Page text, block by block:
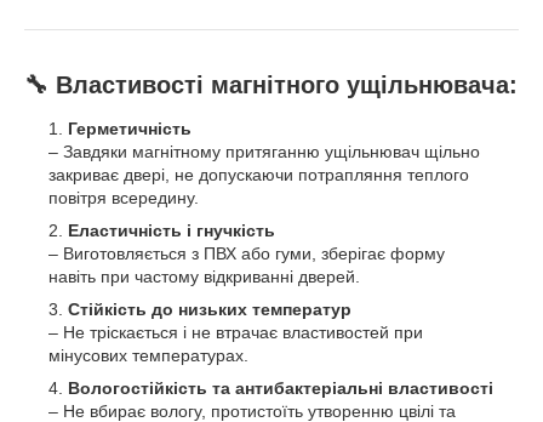
🔧 Властивості магнітного ущільнювача:
Герметичність
– Завдяки магнітному притяганню ущільнювач щільно
закриває двері, не допускаючи потрапляння теплого
повітря всередину.
Еластичність і гнучкість
– Виготовляється з ПВХ або гуми, зберігає форму
навіть при частому відкриванні дверей.
Стійкість до низьких температур
– Не тріскається і не втрачає властивостей при
мінусових температурах.
Вологостійкість та антибактеріальні властивості
– Не вбирає вологу, протистоїть утворенню цвілі та